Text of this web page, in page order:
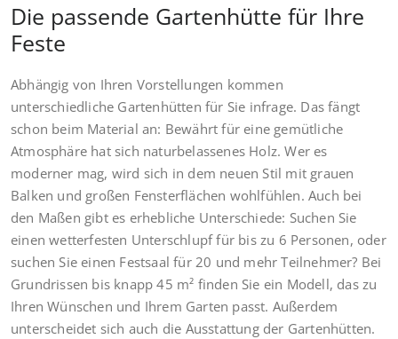
Die passende Gartenhütte für Ihre
Feste
Abhängig von Ihren Vorstellungen kommen
unterschiedliche Gartenhütten für Sie infrage. Das fängt
schon beim Material an: Bewährt für eine gemütliche
Atmosphäre hat sich naturbelassenes Holz. Wer es
moderner mag, wird sich in dem neuen Stil mit grauen
Balken und großen Fensterflächen wohlfühlen. Auch bei
den Maßen gibt es erhebliche Unterschiede: Suchen Sie
einen wetterfesten Unterschlupf für bis zu 6 Personen, oder
suchen Sie einen Festsaal für 20 und mehr Teilnehmer? Bei
Grundrissen bis knapp 45 m² finden Sie ein Modell, das zu
Ihren Wünschen und Ihrem Garten passt. Außerdem
unterscheidet sich auch die Ausstattung der Gartenhütten.